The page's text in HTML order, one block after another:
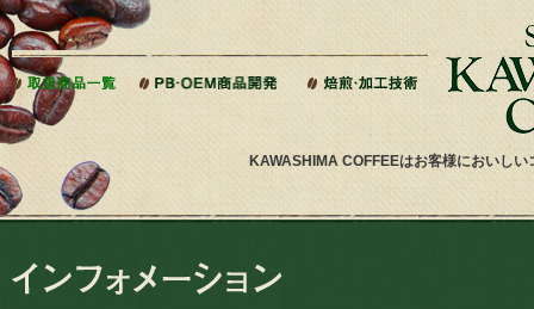
KAWASHIMA COFFEEはお客様においし
本文へジャンプ